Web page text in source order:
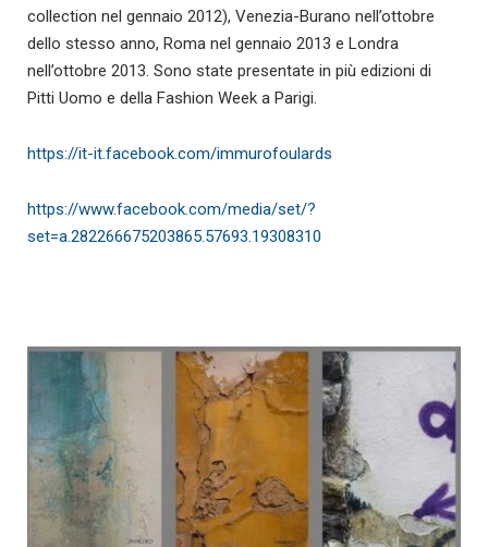
collection nel gennaio 2012), Venezia-Burano nell’ottobre
dello stesso anno, Roma nel gennaio 2013 e Londra
nell’ottobre 2013. Sono state presentate in più edizioni di
Pitti Uomo e della Fashion Week a Parigi.
https://it-it.facebook.com/immurofoulards
https://www.facebook.com/media/set/?
set=a.282266675203865.57693.19308310